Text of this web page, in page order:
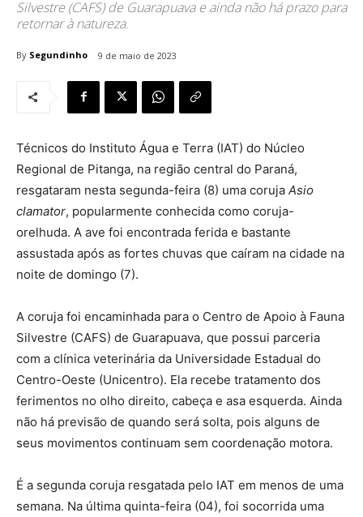
Silvestre (CAFS) de Guarapuava e ainda não há prazo para
retornar à natureza.
By Segundinho 9 de maio de 2023
Técnicos do Instituto Água e Terra (IAT) do Núcleo
Regional de Pitanga, na região central do Paraná,
resgataram nesta segunda-feira (8) uma coruja Asio
clamator, popularmente conhecida como coruja-
orelhuda. A ave foi encontrada ferida e bastante
assustada após as fortes chuvas que caíram na cidade na
noite de domingo (7).
A coruja foi encaminhada para o Centro de Apoio à Fauna
Silvestre (CAFS) de Guarapuava, que possui parceria
com a clínica veterinária da Universidade Estadual do
Centro-Oeste (Unicentro). Ela recebe tratamento dos
ferimentos no olho direito, cabeça e asa esquerda. Ainda
não há previsão de quando será solta, pois alguns de
seus movimentos continuam sem coordenação motora.
É a segunda coruja resgatada pelo IAT em menos de uma
semana. Na última quinta-feira (04), foi socorrida uma